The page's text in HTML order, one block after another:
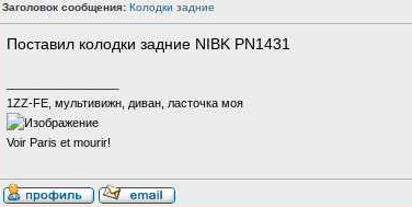
Заголовок сообщения: Колодки задние
Поставил колодки задние NIBK PN1431
1ZZ-FE, мультивижн, диван, ласточка моя
Voir Paris et mourir!